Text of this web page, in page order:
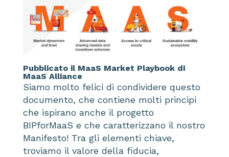
Pubblicato il MaaS Market Playbook di
MaaS Alliance
Siamo molto felici di condividere questo
documento, che contiene molti principi
che ispirano anche il progetto
BIPforMaaS e che caratterizzano il nostro
Manifesto! Tra gli elementi chiave,
troviamo il valore della fiducia,